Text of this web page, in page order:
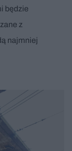
będzie
z
najmniej